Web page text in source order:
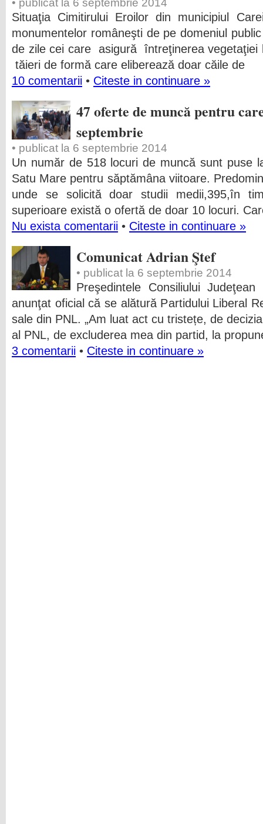
• publicat la 6 septembrie 2014
Situaţia Cimitirului Eroilor din municipiul
monumentelor româneşti de pe domeniul
de zile cei care asigură întreţinerea vegetaţiei
tăieri de formă care eliberează doar căile de
10 comentarii • Citeste in continuare »
47 oferte de muncă pentru
septembrie
• publicat la 6 septembrie 2014
Un număr de 518 locuri de muncă sunt puse
Satu Mare pentru săptămâna viitoare.
unde se solicită doar studii medii,395,în
superioare există o ofertă de doar 10 locuri.
Nu exista comentarii • Citeste in continuare »
Comunicat Adrian Ştef
• publicat la 6 septembrie 2014
Preşedintele Consiliului
anunţat oficial că se alătură Partidului Liberal
sale din PNL. „Am luat act cu tristețe, de
al PNL, de excluderea mea din partid, la
3 comentarii • Citeste in continuare »